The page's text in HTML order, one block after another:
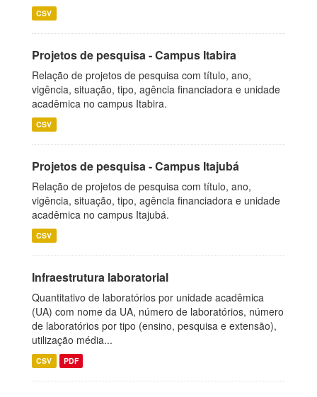
CSV
Projetos de pesquisa - Campus Itabira
Relação de projetos de pesquisa com título, ano,
vigência, situação, tipo, agência financiadora e unidade
acadêmica no campus Itabira.
CSV
Projetos de pesquisa - Campus Itajubá
Relação de projetos de pesquisa com título, ano,
vigência, situação, tipo, agência financiadora e unidade
acadêmica no campus Itajubá.
CSV
Infraestrutura laboratorial
Quantitativo de laboratórios por unidade acadêmica
(UA) com nome da UA, número de laboratórios, número
de laboratórios por tipo (ensino, pesquisa e extensão),
utilização média...
CSV PDF